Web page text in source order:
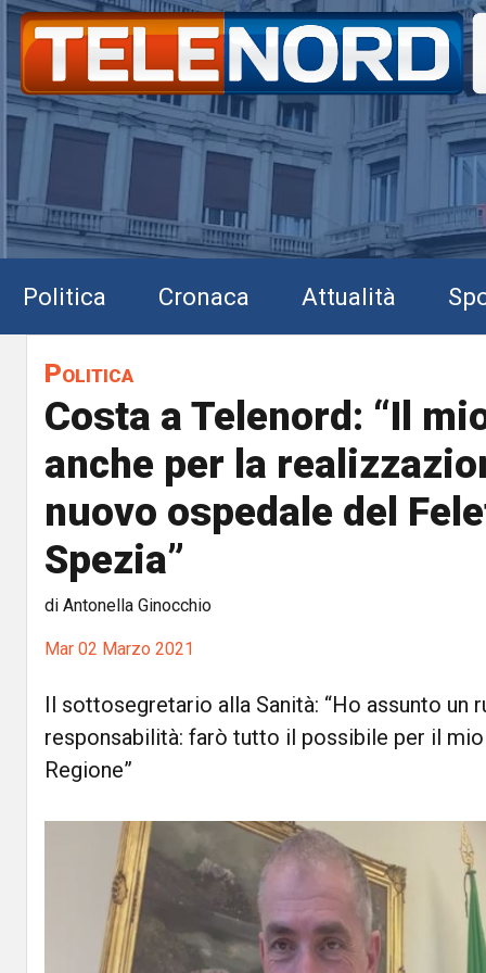
Politica Cronaca Attualità
Politica
Costa a Telenord: “Il
anche per la
nuovo ospedale del
Spezia”
di Antonella Ginocchio
Mar 02 Marzo 2021
Il sottosegretario alla Sanità: “Ho assunto un
responsabilità: farò tutto il possibile per il
Regione”